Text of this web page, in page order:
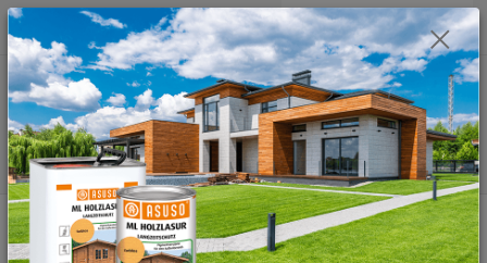
Menu
Hledat
+420 377 441 961 0ks
za 0,00 Kč
Úvod OSMO - přírodní oleje Na dřevo ven Fasády
Selská barva
2703 Selská barva, Černošedá 0,75 l